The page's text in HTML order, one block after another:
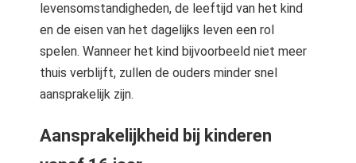
levensomstandigheden, de leeftijd van het kind
en de eisen van het dagelijks leven een rol
spelen. Wanneer het kind bijvoorbeeld niet meer
thuis verblijft, zullen de ouders minder snel
aansprakelijk zijn.
Aansprakelijkheid bij kinderen